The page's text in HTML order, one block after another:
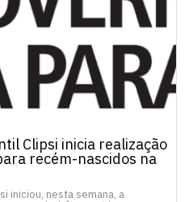
Clipsi inicia realização
recém-nascidos na
iniciou, nesta semana, a